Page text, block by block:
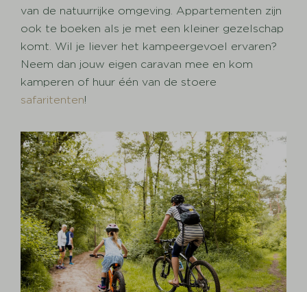
van de natuurrijke omgeving. Appartementen zijn
ook te boeken als je met een kleiner gezelschap
komt. Wil je liever het kampeergevoel ervaren?
Neem dan jouw eigen caravan mee en kom
kamperen of huur één van de stoere
safaritenten!